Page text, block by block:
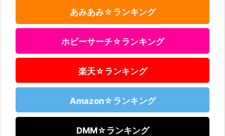
あみあみ☆ランキング
ホビーサーチ☆ランキング
楽天☆ランキング
Amazon☆ランキング
DMM☆ランキング